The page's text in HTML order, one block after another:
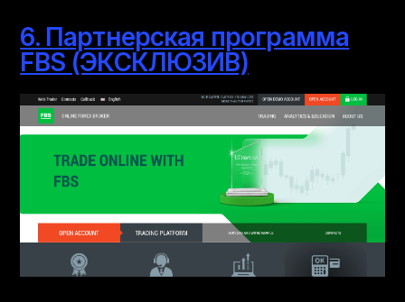
6. Партнерская программа
FBS (ЭКСКЛЮЗИВ)